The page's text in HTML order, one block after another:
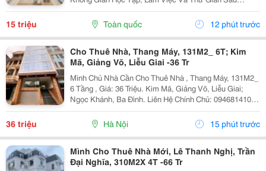
Những Giờ Học Căng Thẳng. Vì Vậy, Việc Lựa Chọn
Nội Thất Sinh Viên Phù Hợp Đóng Vai Trò Quan Trọng
Trong...
15 triệu Toàn quốc 12 phút trước
Cho Thuê Nhà, Thang Máy, 131M2_ 6T; Kim
Mã, Giảng Võ, Liễu Giai -36 Tr
Mình Chủ Nhà Cần Cho Thuê Nhà , Thang Máy, 131M2_
6 Tầng , Giá: 36 Triệu. Kim Mã, Giảng Võ, Liễu Giai;
Ngọc Khánh, Ba Đình. Liên Hệ Chính Chủ: 0946814103
_Vỉa Hè Lớn, Mặt Tiền Rộng, Thoáng. _Vị Trí Ngay Ngã
Ba, Khu Đông Dân Cư, Kinh Doanh Sầm Uất,...
36 triệu Hà Nội 15 phút trước
Mình Cho Thuê Nhà Mới, Lê Thanh Nghị, Trần
Đại Nghĩa, 310M2X 4T -66 Tr